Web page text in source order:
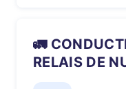
🚛 CONDUCTEUR SPL (H/F) –
RELAIS DE